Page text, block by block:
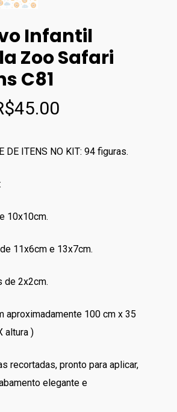
Infantil
Zoo Safari
C81
45.00
atual
é:
DE ITENS NO KIT: 94 figuras.
10x10cm.
11x6cm e 13x7cm.
de 2x2cm.
aproximadamente 100 cm x 35
altura )
recortadas, pronto para aplicar,
elegante e